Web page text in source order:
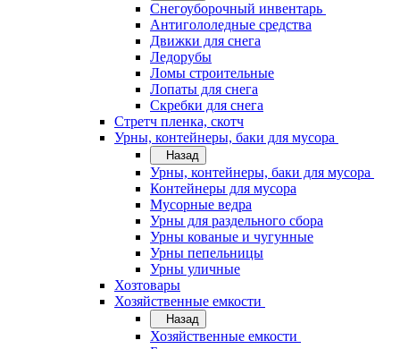
Снегоуборочный инвентарь
Антигололедные средства
Движки для снега
Ледорубы
Ломы строительные
Лопаты для снега
Скребки для снега
Стретч пленка, скотч
Урны, контейнеры, баки для мусора
Назад
Урны, контейнеры, баки для мусора
Контейнеры для мусора
Мусорные ведра
Урны для раздельного сбора
Урны кованые и чугунные
Урны пепельницы
Урны уличные
Хозтовары
Хозяйственные емкости
Назад
Хозяйственные емкости